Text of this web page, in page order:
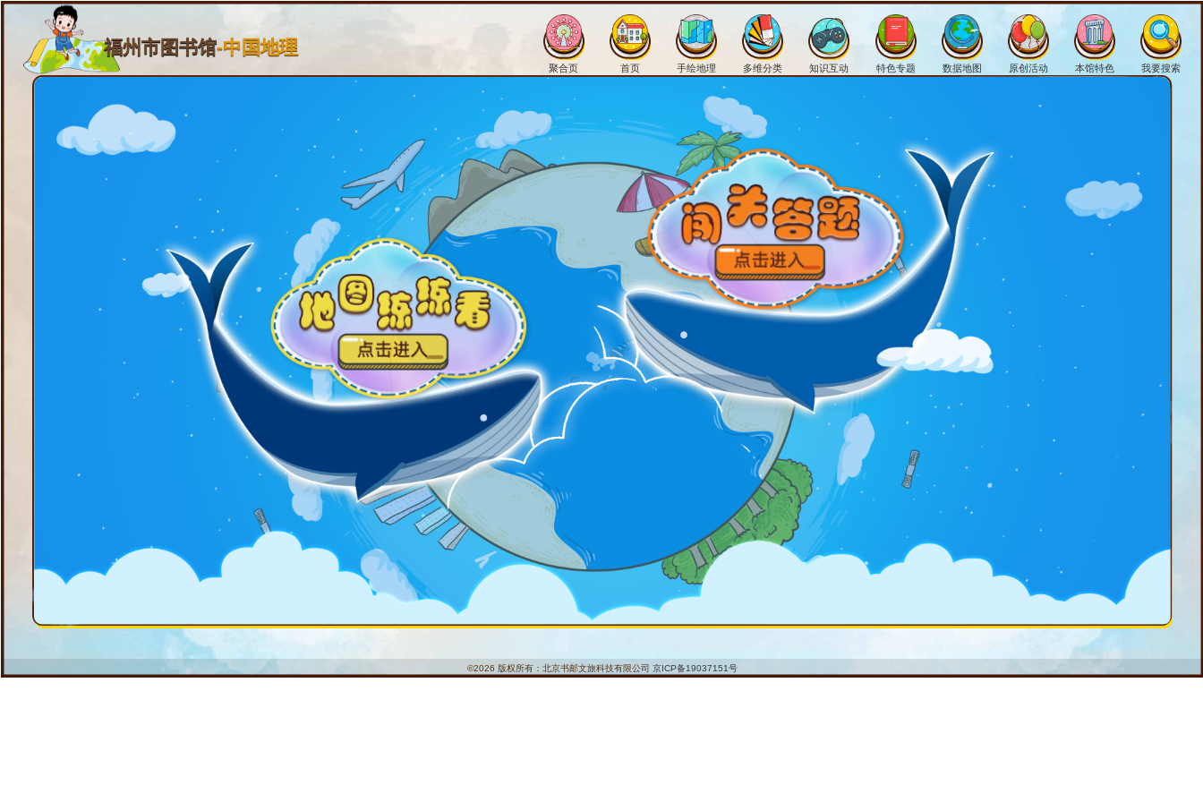
福州市图书馆-中国地理
聚合页 首页 手绘地理 多维分类 知识互动 特色专题 数据地图 原创活动 本馆特色 我要搜索
©2026 版权所有：北京书邮文旅科技有限公司 京ICP备19037151号